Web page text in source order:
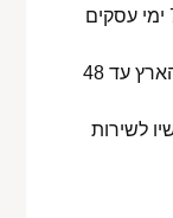
משלוח בדואר רשום לכל הארץ עד 7-14 ימי עסקים
משלוח אקספרס – שליח עד הבית לכל הארץ עד 48
לשירות